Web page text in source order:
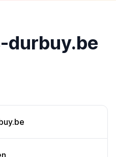
durbuy.be